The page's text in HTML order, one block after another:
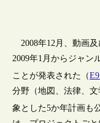
2008年12月、動画
2009年1月からジャン
ことが発表された（
分野（地図、法律、
象とした5か年計画も